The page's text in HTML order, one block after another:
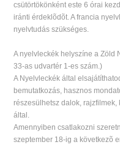
csütörtökönként este 6 órai
iránti érdeklõdõt. A francia
nyelvtudás szükséges.
A nyelvleckék helyszíne a Zöld
33-as udvartér 1-es szám.)
A Nyelvleckék által
bemutatkozás, hasznos
részesülhetsz dalok,
által.
Amennyiben csatlakozni
szeptember 18-ig a következõ